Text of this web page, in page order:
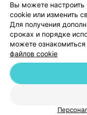
© 2026 ООО «Артокс Лаб»,
г. Минск, улица
Вы можете настроить
cookie или изменить
Для получения
сроках и порядке
можете
файлов cookie